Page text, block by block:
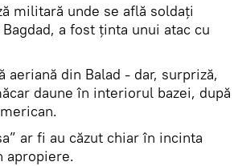
militară unde se află soldați
a fost ținta unui atac cu
aeriană din Balad - dar, surpriză,
daune în interiorul bazei, după
ar fi au căzut chiar în incinta
apropiere.